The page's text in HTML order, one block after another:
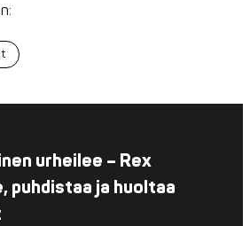
urheilee – Rex
puhdistaa ja huoltaa